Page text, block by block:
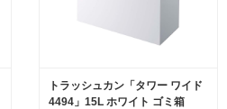
トラッシュカン「タワー ワイド
4494」15L ホワイト ゴミ箱